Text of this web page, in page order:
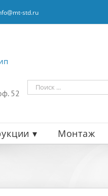
std.ru
52
Результат
поиска:
▾ Монтаж